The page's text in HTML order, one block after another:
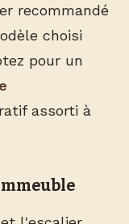
recommandé
choisi
pour un
assorti à